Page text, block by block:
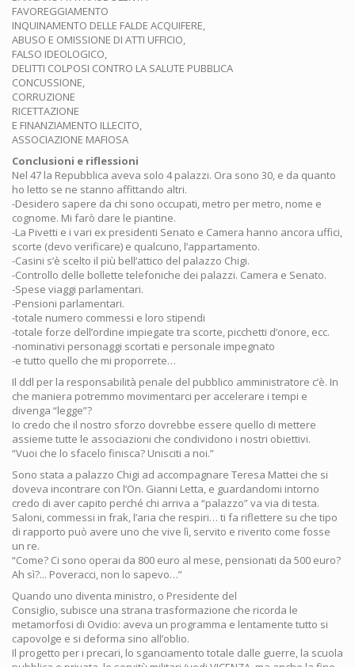
FAVOREGGIAMENTO
INQUINAMENTO DELLE FALDE ACQUIFERE,
ABUSO E OMISSIONE DI ATTI UFFICIO,
FALSO IDEOLOGICO,
DELITTI COLPOSI CONTRO LA SALUTE PUBBLICA
CONCUSSIONE,
CORRUZIONE
RICETTAZIONE
E FINANZIAMENTO ILLECITO,
ASSOCIAZIONE MAFIOSA
Conclusioni e riflessioni
Nel 47 la Repubblica aveva solo 4 palazzi. Ora sono 30, e da quanto
ho letto se ne stanno affittando altri.
-Desidero sapere da chi sono occupati, metro per metro, nome e
cognome. Mi farò dare le piantine.
-La Pivetti e i vari ex presidenti Senato e Camera hanno ancora uffici,
scorte (devo verificare) e qualcuno, l’appartamento.
-Casini s’è scelto il più bell’attico del palazzo Chigi.
-Controllo delle bollette telefoniche dei palazzi. Camera e Senato.
-Spese viaggi parlamentari.
-Pensioni parlamentari.
-totale numero commessi e loro stipendi
-totale forze dell’ordine impiegate tra scorte, picchetti d’onore, ecc.
-nominativi personaggi scortati e personale impegnato
-e tutto quello che mi proporrete…
Il ddl per la responsabilità penale del pubblico amministratore c’è. In
che maniera potremmo movimentarci per accelerare i tempi e
divenga “legge”?
Io credo che il nostro sforzo dovrebbe essere quello di mettere
assieme tutte le associazioni che condividono i nostri obiettivi.
“Vuoi che lo sfacelo finisca? Unisciti a noi.”
Sono stata a palazzo Chigi ad accompagnare Teresa Mattei che si
doveva incontrare con l’On. Gianni Letta, e guardandomi intorno
credo di aver capito perché chi arriva a “palazzo” va via di testa.
Saloni, commessi in frak, l’aria che respiri… ti fa riflettere su che tipo
di rapporto può avere uno che vive lì, servito e riverito come fosse
un re.
“Come? Ci sono operai da 800 euro al mese, pensionati da 500 euro?
Ah sì?... Poveracci, non lo sapevo…”
Quando uno diventa ministro, o Presidente del
Consiglio, subisce una strana trasformazione che ricorda le
metamorfosi di Ovidio: aveva un programma e lentamente tutto si
capovolge e si deforma sino all’oblio.
Il progetto per i precari, lo sganciamento totale dalle guerre, la scuola